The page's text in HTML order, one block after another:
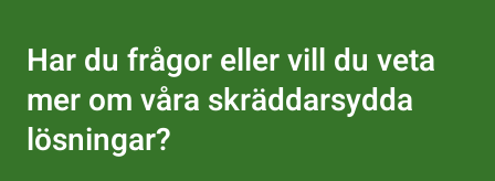
Har du frågor eller vill du veta
mer om våra skräddarsydda
lösningar?